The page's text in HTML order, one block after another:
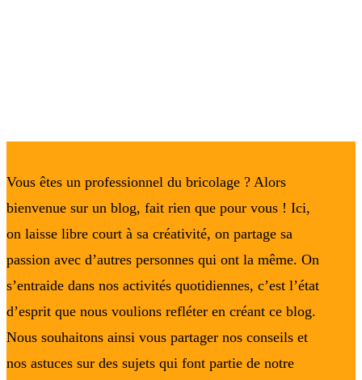
Vous êtes un professionnel du bricolage ? Alors
bienvenue sur un blog, fait rien que pour vous ! Ici,
on laisse libre court à sa créativité, on partage sa
passion avec d’autres personnes qui ont la même. On
s’entraide dans nos activités quotidiennes, c’est l’état
d’esprit que nous voulions refléter en créant ce blog.
Nous souhaitons ainsi vous partager nos conseils et
nos astuces sur des sujets qui font partie de notre